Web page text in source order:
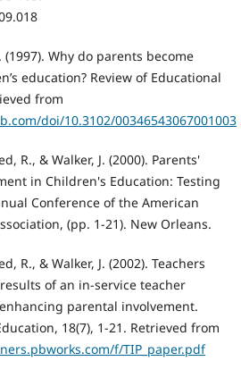
(1997). Why do parents become
education? Review of Educational
from
doi/10.3102/00346543067001003
R., & Walker, J. (2000). Parents'
in Children's Education: Testing
Conference of the American
(pp. 1-21). New Orleans.
R., & Walker, J. (2002). Teachers
of an in-service teacher
parental involvement.
18(7), 1-21. Retrieved from
f/TIP_paper.pdf